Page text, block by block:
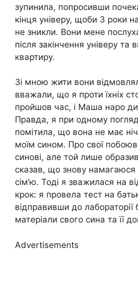
зупинила, попросивши
кінця універу, щоби 3 роки
не зникли. Вони мене
після закінчення універу та
квартиру.
Зі мною жити вони
вважали, що я проти їхніх
пройшов час, і Маша наро
Правда, я при одному
помітила, що вона не має
моїм сином. Про свої
синові, але той лише
сказав, що знову намагаюся
сім’ю. Тоді я зважилася на
крок: я провела тест на
відправивши до лабораторії
матеріали свого сина та її
Advertisements